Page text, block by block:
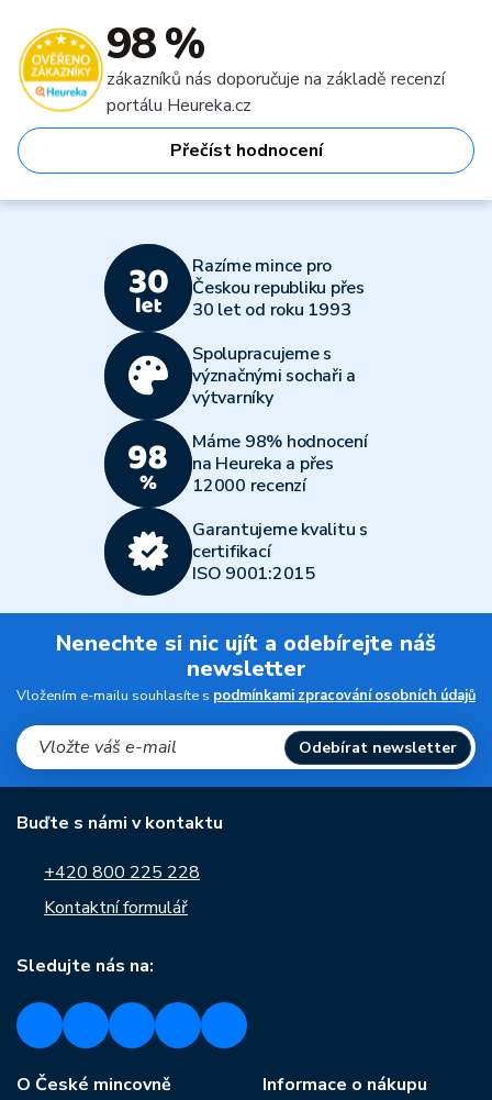
98 %
zákazníků nás doporučuje na základě recenzí
portálu Heureka.cz
Přečíst hodnocení
Razíme mince pro
Českou republiku přes
30 let od roku 1993
Spolupracujeme s
význačnými sochaři a
výtvarníky
Máme 98% hodnocení
na Heureka a přes
12000 recenzí
Garantujeme kvalitu s
certifikací
ISO 9001:2015
Nenechte si nic ujít a odebírejte náš
newsletter
Vložením e-mailu souhlasíte s podmínkami zpracování osobních údajů
Odebírat newsletter
Buďte s námi v kontaktu
+420 800 225 228
Kontaktní formulář
Sledujte nás na:
O České mincovně Informace o nákupu